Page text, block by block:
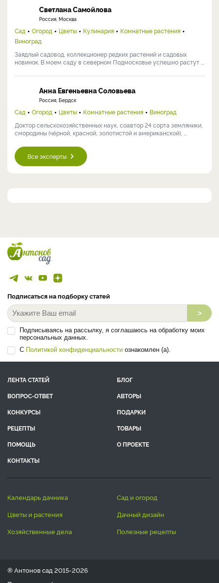
Светлана Самойлова
Россия, Москва
Сад Огород Цветы Кулинария
Комнатные растения
Виноград
Заядлый садовод, коллекционер редких растений и садовых
новинок. В моем саду в северном Подмосковье успешно растут ...
Анна Евгеньевна Соловьева
Россия, Бердск
Сад Огород Цветы Комнатные растения
Виноград
Доктор сельскохозяйственных наук, соавтор 24 сорта земляники,
смородины (чёрной, красной, золотистой и американской), ...
Все эксперты
Подписаться на подборку статей
>
Подписываясь на рассылку, я соглашаюсь на обработку моих
персональных данных.
С Политикой конфиденциальности ознакомлен (а).
ЛЕНТА СТАТЕЙ
БЛОГ
ВОПРОС-ОТВЕТ
АВТОРЫ
КОНКУРСЫ
ПОДАРКИ
РЕЦЕПТЫ
ТОВАРЫ
ПОМОЩЬ
О ПРОЕКТЕ
КОНТАКТЫ
календарь дачника
сад и огород
цветы и растения
дачный дизайн
хозяйственные дела
полезные рецепты
® Антонов сад 2015-2026